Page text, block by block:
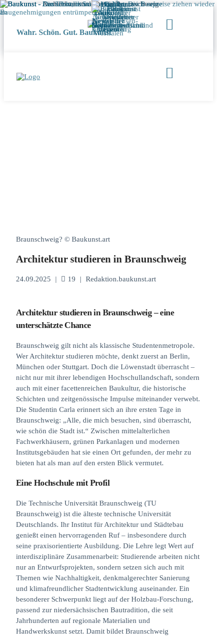
Wahr. Schön. Gut. Baukunst
Braunschweig? © Baukunst.art
Architektur studieren in Braunschweig
24.09.2025 | 19 | Redaktion.baukunst.art
Architektur studieren in Braunschweig – eine
unterschätzte Chance
Braunschweig gilt nicht als klassische Studentenmetropole.
Wer Architektur studieren möchte, denkt zuerst an Berlin,
München oder Stuttgart. Doch die Löwenstadt überrascht –
nicht nur mit ihrer lebendigen Hochschullandschaft, sondern
auch mit einer facettenreichen Baukultur, die historische
Schichten und zeitgenössische Impulse miteinander verwebt.
Die Studentin Carla erinnert sich an ihre ersten Tage in
Braunschweig: „Alle, die mich besuchen, sind überrascht,
wie schön die Stadt ist.“ Zwischen mittelalterlichen
Fachwerkhäusern, grünen Parkanlagen und modernen
Institutsgebäuden hat sie einen Ort gefunden, der mehr zu
bieten hat als man auf den ersten Blick vermutet.
Eine Hochschule mit Profil
Die Technische Universität Braunschweig (TU
Braunschweig) ist die älteste technische Universität
Deutschlands. Ihr Institut für Architektur und Städtebau
genießt einen hervorragenden Ruf – insbesondere durch
seine praxisorientierte Ausbildung. Die Lehre legt Wert auf
interdisziplinäre Zusammenarbeit: Studierende arbeiten nicht
nur an Entwurfsprojekten, sondern setzen sich auch mit
Themen wie Nachhaltigkeit, denkmalgerechter Sanierung
und klimafreundlicher Stadtentwicklung auseinander. Ein
besonderer Schwerpunkt liegt auf der Holzbau-Forschung,
passend zur niedersächsischen Bautradition, die seit
Jahrhunderten auf regionale Materialien und
Handwerkskunst setzt. Damit bildet Braunschweig